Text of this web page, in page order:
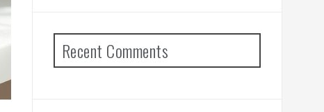
Recent Comments